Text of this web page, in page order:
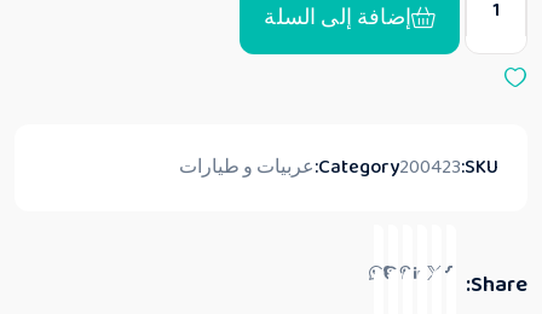
إضافة إلى السلة
SKU:
200423
Category: عربيات و طيارات
Share: